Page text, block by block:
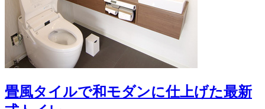
畳風タイルで和モダンに仕上げた最新